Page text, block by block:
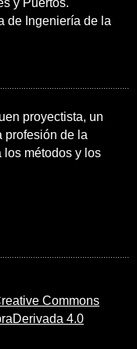
de Ingeniería de la
proyectista, un
profesión de la
los métodos y los
Commons
4.0